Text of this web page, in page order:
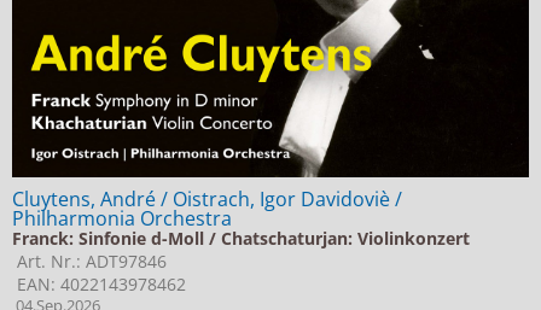
Cluytens, André / Oistrach, Igor Davidoviè /
Philharmonia Orchestra
Franck: Sinfonie d-Moll / Chatschaturjan: Violinkonzert
Art. Nr.: ADT97846
EAN: 4022143978462
04.Sep.2026